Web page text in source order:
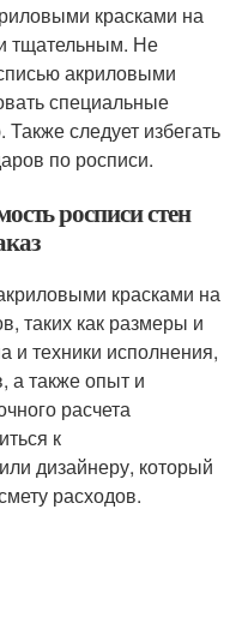
красками на
тщательным. Не
акриловыми
специальные
следует избегать
по росписи.
росписи стен
красками на
таких как размеры и
и техники исполнения,
а также опыт и
расчета
к
дизайнеру, который
расходов.